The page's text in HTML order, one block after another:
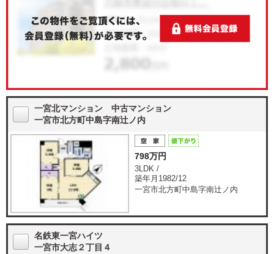
一宮北マンション 中古マンション
一宮市北方町中島字南辻ノ内
798万円
3LDK /
築年月1982/12
一宮市北方町中島字南辻ノ内
名鉄東一宮ハイツ
一宮市大志２丁目４